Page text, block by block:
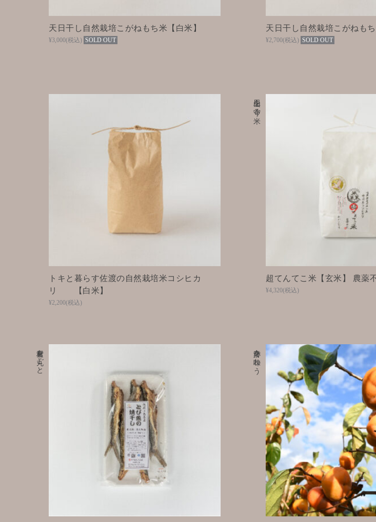
天日干し自然栽培こがねもち米【白米】
¥3,000(税込) SOLD OUT
天日干し自然栽培こがねも
¥2,700(税込) SOLD OUT
トキと暮らす佐渡の自然栽培米コシヒカ
リ 【白米】
¥2,200(税込)
超てんてこ米【玄米】 農
里山を守る米
¥4,320(税込)
素材を丸ごと 奇跡を味わう